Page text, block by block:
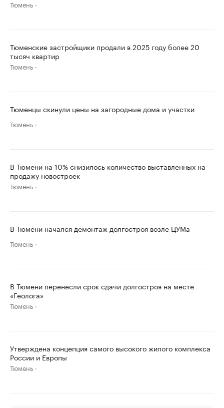
Тюмень
Тюменские застройщики продали в 2025 году более 20
тысяч квартир
Тюмень
Тюменцы скинули цены на загородные дома и участки
Тюмень
В Тюмени на 10% снизилось количество выставленных на
продажу новостроек
Тюмень
В Тюмени начался демонтаж долгостроя возле ЦУМа
Тюмень
В Тюмени перенесли срок сдачи долгостроя на месте
«Геолога»
Тюмень
Утверждена концепция самого высокого жилого комплекса
России и Европы
Тюмень